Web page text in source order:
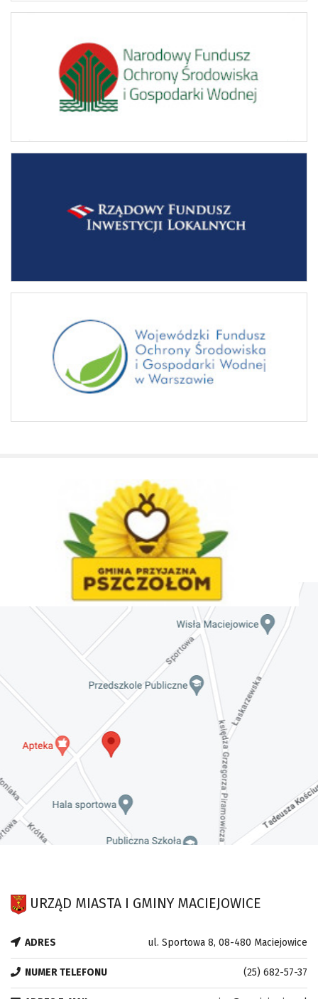
URZĄD MIASTA I GMINY MACIEJOWICE
ADRES ul. Sportowa 8, 08-480 Maciejowice
NUMER TELEFONU (25) 682-57-37